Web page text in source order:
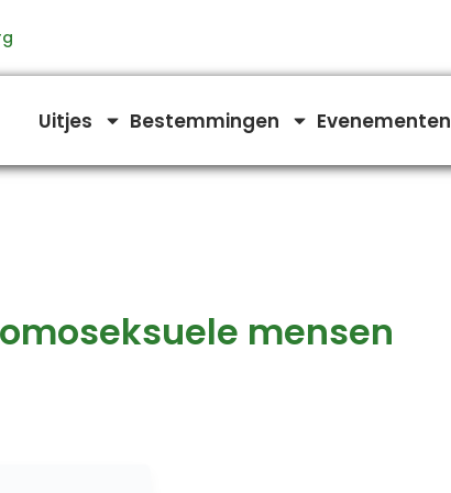
Uitjes Bestemmingen Evenementen
mensen